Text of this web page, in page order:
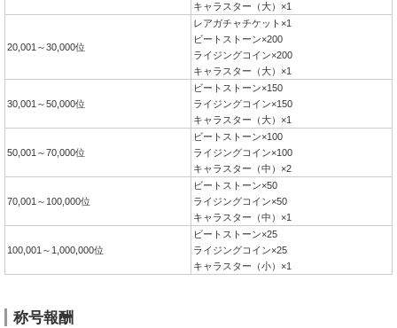
キャラスター（大）×1
20,001～30,000位
レアガチャチケット×1
ビートストーン×200
ライジングコイン×200
キャラスター（大）×1
30,001～50,000位
ビートストーン×150
ライジングコイン×150
キャラスター（大）×1
50,001～70,000位
ビートストーン×100
ライジングコイン×100
キャラスター（中）×2
70,001～100,000位
ビートストーン×50
ライジングコイン×50
キャラスター（中）×1
100,001～1,000,000位
ビートストーン×25
ライジングコイン×25
キャラスター（小）×1
称号報酬